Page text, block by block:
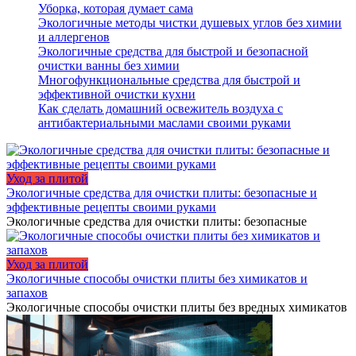
Уборка, которая думает сама
Экологичные методы чистки душевых углов без химии
и аллергенов
Экологичные средства для быстрой и безопасной
очистки ванны без химии
Многофункциональные средства для быстрой и
эффективной очистки кухни
Как сделать домашний освежитель воздуха с
антибактериальными маслами своими руками
Уход за плитой
Экологичные средства для очистки плиты: безопасные и
эффективные рецепты своими руками
Экологичные средства для очистки плиты: безопасные
Уход за плитой
Экологичные способы очистки плиты без химикатов и
запахов
Экологичные способы очистки плиты без вредных химикатов